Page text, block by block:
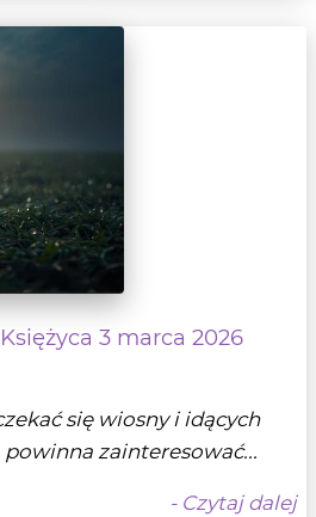
3 marca 2026
się wiosny i idących
zainteresować...
- Czytaj dalej